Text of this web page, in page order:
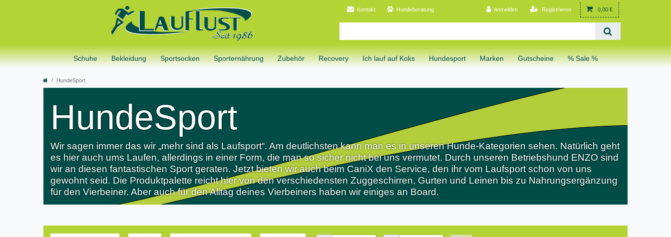
Kontakt Hundeberatung Anmelden Registrieren 0,00 €
Schuhe Bekleidung Sportsocken Sporternährung Zubehör Recovery Ich lauf auf Koks Hundesport Marken Gutscheine % Sale %
HundeSport
HundeSport
Wir sagen immer das wir „mehr sind als Laufsport“. Am deutlichsten kann man es in unseren Hunde-Kategorien sehen. Natürlich geht
es hier auch ums Laufen, allerdings in einer Form, die man so sicher nicht bei uns vermutet. Durch unseren Betriebshund ENZO sind
wir an diesen fantastischen Sport geraten. Jetzt bieten wir auch beim CaniX den Service, den ihr vom Laufsport schon von uns
gewohnt seid. Die Produktpalette reicht hier von den verschiedensten Zuggeschirren, Gurten und Leinen bis zu Nahrungsergänzung
für den Vierbeiner. Aber auch für den Alltag deines Vierbeiners haben wir einiges an Board.